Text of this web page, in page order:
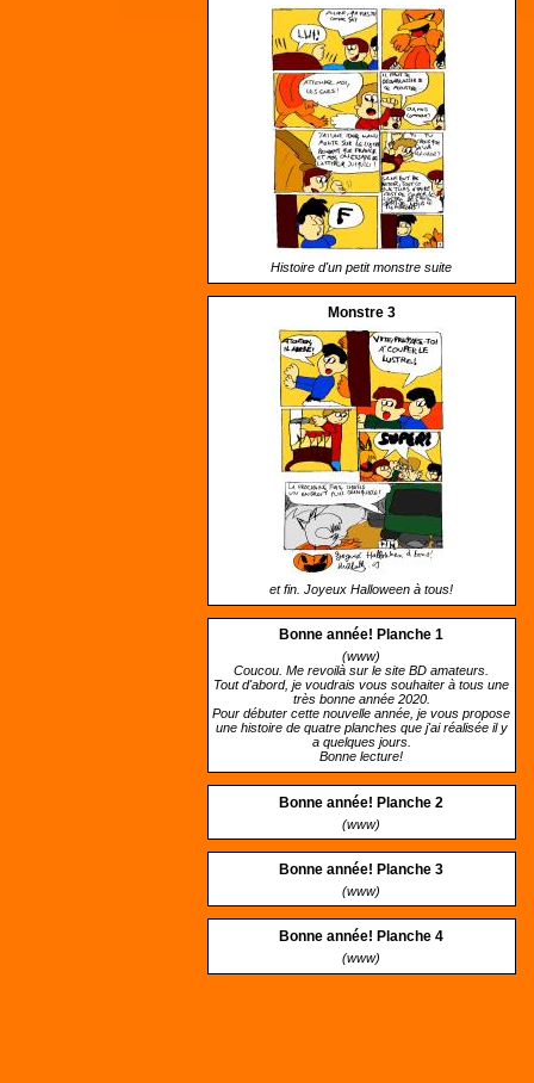
Histoire d'un petit monstre suite
Monstre 3
et fin. Joyeux Halloween à tous!
Bonne année! Planche 1
(www)
Coucou. Me revoilà sur le site BD amateurs.
Tout d'abord, je voudrais vous souhaiter à tous une
très bonne année 2020.
Pour débuter cette nouvelle année, je vous propose
une histoire de quatre planches que j'ai réalisée il y
a quelques jours.
Bonne lecture!
Bonne année! Planche 2
(www)
Bonne année! Planche 3
(www)
Bonne année! Planche 4
(www)